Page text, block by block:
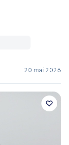
20 mai 2026